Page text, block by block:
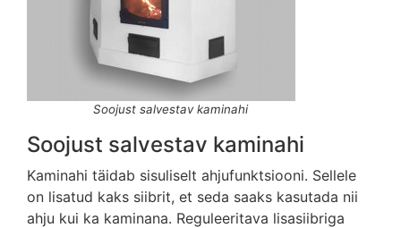
Soojust salvestav kaminahi
Soojust salvestav kaminahi
Kaminahi täidab sisuliselt ahjufunktsiooni. Sellele
on lisatud kaks siibrit, et seda saaks kasutada nii
ahju kui ka kaminana. Reguleeritava lisasiibriga